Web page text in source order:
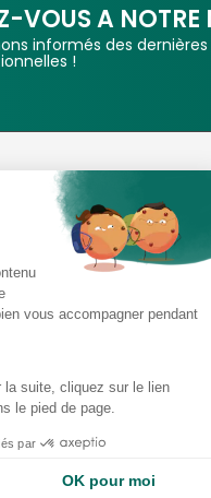
VOUS A NOTRE
informés des
!
A propos
Notre
Nos
Notre
Atelier
Travaux
vous accompagner pendant
la suite, cliquez sur le lien
le pied de page.
par
OK pour moi